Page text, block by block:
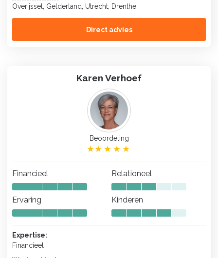
Overijssel, Gelderland, Utrecht, Drenthe
Direct advies
Karen Verhoef
Beoordeling
Financieel Relationeel
Ervaring Kinderen
Expertise:
Financieel